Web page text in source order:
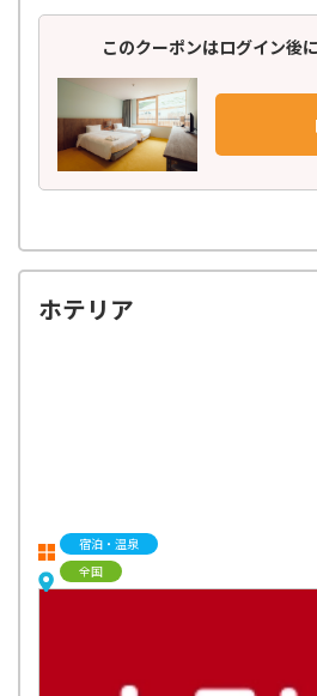
内の散策に抜群の立地です。
各棟それぞれのクリエイターの世界観を楽
好みの棟やお部屋をお選びいただけます。
食と癒しの大型複合リゾートVISON［ヴィ
様々なレストラン・ショップをお楽しみい
このクーポンはログイン後
ホテリア
宿泊・温泉
全国